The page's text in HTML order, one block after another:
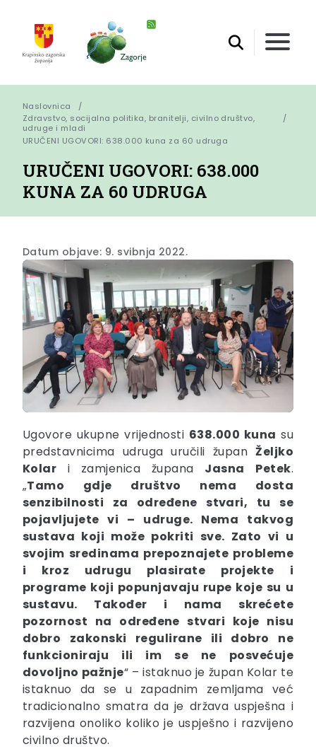
Naslovnica
Zdravstvo, socijalna politika, branitelji, civilno društvo,
udruge i mladi
URUČENI UGOVORI: 638.000 kuna za 60 udruga
URUČENI UGOVORI: 638.000
KUNA ZA 60 UDRUGA
Datum objave: 9. svibnja 2022.
Ugovore ukupne vrijednosti 638.000 kuna su
predstavnicima udruga uručili županŽeljko
Kolar i zamjenica župana Jasna Petek.
„Tamo gdje društvo nema dosta
senzibilnosti za određene stvari, tu se
pojavljujete vi – udruge. Nema takvog
sustava koji može pokriti sve. Zato vi u
svojim sredinama prepoznajete probleme
i kroz udrugu plasirate projekte i
programe koji popunjavaju rupe koje su u
sustavu. Također i nama skrećete
pozornost na određene stvari koje nisu
dobro zakonski regulirane ili dobro ne
funkcioniraju ili im se ne posvećuje
dovoljno pažnje“ – istaknuo je župan Kolar te
istaknuo da se u zapadnim zemljama već
tradicionalno smatra da je država uspješna i
razvijena onoliko koliko je uspješno i razvijeno
civilno društvo.